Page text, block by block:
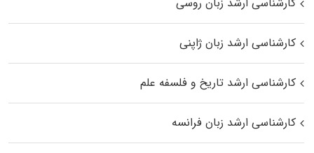
کارشناسی ارشد زبان ژاپنی
کارشناسی ارشد تاریخ و فلسفه علم
کارشناسی ارشد زبان فرانسه